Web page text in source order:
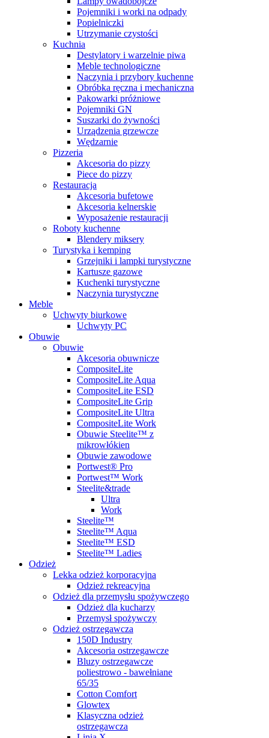
Pojemniki i worki na odpady
Popielniczki
Utrzymanie czystości
Kuchnia
Destylatory i warzelnie piwa
Meble technologiczne
Naczynia i przybory kuchenne
Obróbka ręczna i mechaniczna
Pakowarki próżniowe
Pojemniki GN
Suszarki do żywności
Urządzenia grzewcze
Wędzarnie
Pizzeria
Akcesoria do pizzy
Piece do pizzy
Restauracja
Akcesoria bufetowe
Akcesoria kelnerskie
Wyposażenie restauracji
Roboty kuchenne
Blendery miksery
Turystyka i kemping
Grzejniki i lampki turystyczne
Kartusze gazowe
Kuchenki turystyczne
Naczynia turystyczne
Meble
Uchwyty biurkowe
Uchwyty PC
Obuwie
Obuwie
Akcesoria obuwnicze
CompositeLite
CompositeLite Aqua
CompositeLite ESD
CompositeLite Grip
CompositeLite Ultra
CompositeLite Work
Obuwie Steelite™ z
mikrowłókien
Obuwie zawodowe
Portwest® Pro
Portwest™ Work
Steelite&trade
Ultra
Work
Steelite™
Steelite™ Aqua
Steelite™ ESD
Steelite™ Ladies
Odzież
Lekka odzież korporacyjna
Odzież rekreacyjna
Odzież dla przemysłu spożywczego
Odzież dla kucharzy
Przemysł spożywczy
Odzież ostrzegawcza
150D Industry
Akcesoria ostrzegawcze
Bluzy ostrzegawcze
poliestrowo - bawełniane
65/35
Cotton Comfort
Glowtex
Klasyczna odzież
ostrzegawcza